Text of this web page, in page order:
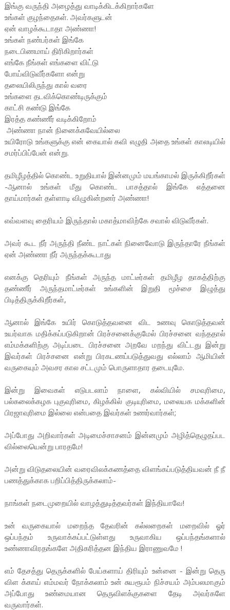
இங்கு வருந்தி அழைத்து வாடிக்கிடக்கிறார்களே
உங்கள் குழந்தைகள். அவர்களுடன்
ஏன் வாழக்கூடாதா அண்ணா!
உங்கள் நண்பர்கள் இங்கே
நடைபிணமாய் திரிகிறார்கள்
எங்கே நீங்கள் எங்களை விட்டு
போய்விடுவீர்களோ என்று
தலையிலிருந்து கால் வரை
உங்களை தடவிக்கொண்டிருக்கும்
காட்சி கண்டு இங்கே
இரத்த கண்ணீர் வடிக்கிறோம்
அண்ணா நான் நினைக்கவேயில்லை
உயிரோடு உங்களுக்கு என் கையால் கவி எழுதி அதை உங்கள் காலடியில்
சமர்ப்பிப்பேன் என்று.
தமிழீழத்தில் கொண்ட உறுதியால் இன்னமும் மயங்காமல் இருக்கிறீர்கள்
-ஆனால் உங்கள் மீது கொண்ட பாசத்தால் இங்கே எத்தனை
தாய்மார்கள் தள்ளாடி விழுகின்றனர் அண்ணா!
எவ்வளவு தைரியம் இருந்தால் மகாத்மாவிற்கே சவால் விடுவீர்கள்.
அவர் கூட நீர் அருந்தி நீண்ட நாட்கள் நினைவோடு இருந்தாரே நீங்கள்
ஏன் அண்ணா நீர் அருந்தக்கூடாது
எனக்கு தெரியும் நீங்கள் அருந்த மாட்டீர்கள் தமிழீழ தாகத்திற்கு
தண்ணீர் அருந்தமாட்டீர்கள் உங்களின் இறுதி மூச்சை இழுத்து
பிடித்திருக்கிறீர்கள்,
ஆனால் இங்கே உயிர் கொடுத்தவனை விட உணவு கொடுத்தவன்
உயர்வாக மதிக்கப்படுகிறான் பிரச்சனைக்குமேல் பிரச்சனை வந்ததால்
எம்மக்களிற்கு அடிப்படை பிரச்சனை அறவே மறந்து விட்டது இன்று
இவர்கள் பிரச்சனை என்று பிரகடணப்படுத்துவது எல்லாம் ஆமியின்
வருகையும் அவசர கால சட்டமும் பொருளாதார தடையுமே.
இன்று இவைகள் எடுபடலாம் நாளை, கல்வியில் சமவுரிமை,
பல்கலைக்கழக புகுவுரிமை, கிழக்கில் குடியுரிமை, மலையக மக்களின்
பிரஜாவுரிமை இல்லை என்பதை இவர்கள் உணர்வார்கள்;
அப்போது அறிவார்கள் அடிமைச்சாசனம் இன்னமும் அழித்தெழுதப்பட
வில்லையென்று பாரதமே!
அன்று விடுதலையின் வரைவிலக்கணத்தை விளங்கப்படுத்தியவன் நீ நீ
பணத்துக்காக பறிப்பித்திருக்கலாம்-
நாங்கள் நடைமுறையில் வாழத்துடித்தவர்கள் இந்தியாவே!
உன் வருகையால் மறைந்த தேவரின் கல்லறைகள் மறைவில் ஓர்
ஒப்பந்தம் உருவாக்கப்பட்டுள்ளது உருவாகிய ஒப்பந்தங்களால்
உண்ணாவிரதங்களே அதிகரித்தன இந்திய இராணுவமே !
எம் தேசத்து தெருக்களில் பேய்களாய் திரியும் உன்னை - இன்று தெரு
விள க்காய் எம்மவர் நோக்கலாம் உன் சுயரூபம் நிச்சயம் அம்பலமாகும்
அப்போது உண்மையான தெருவிளக்குகளை தேடி அவர்களே
வருவார்கள்.